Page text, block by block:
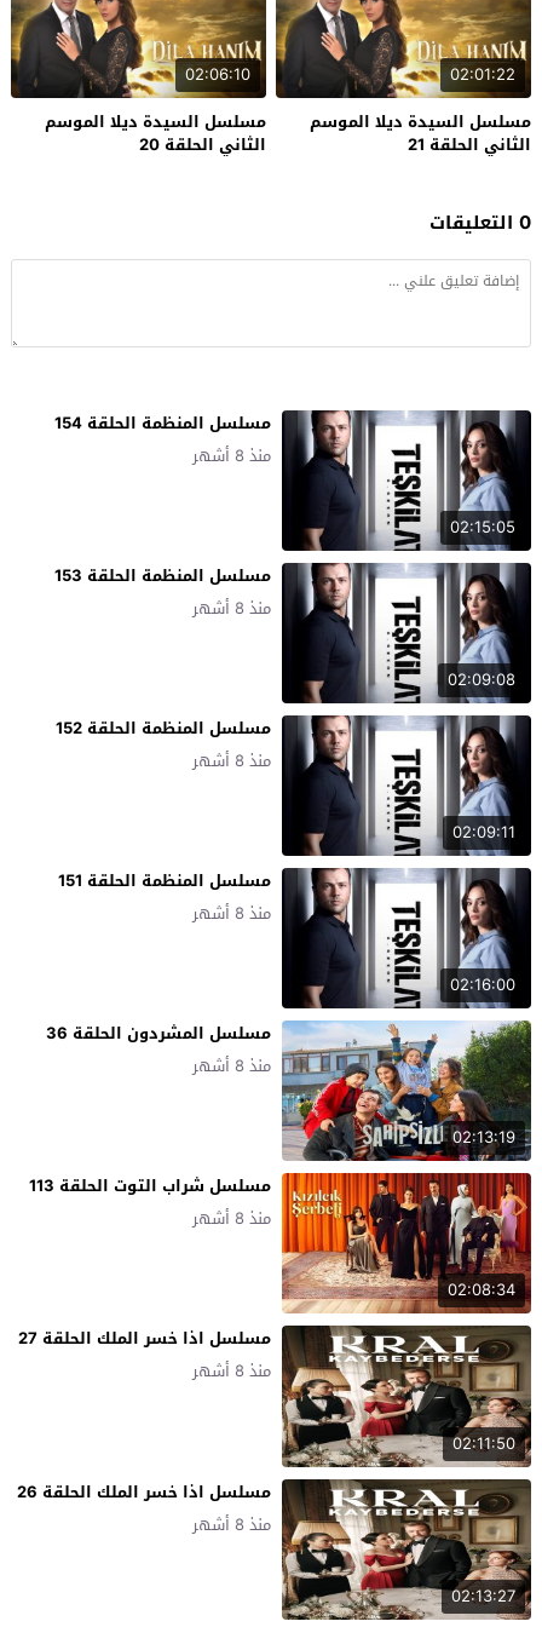
02:01:22
مسلسل السيدة ديلا الموسم
الثاني الحلقة 21
02:06:10
مسلسل السيدة ديلا الموسم
الثاني الحلقة 20
0 التعليقات
02:15:05
مسلسل المنظمة الحلقة 154
منذ 8 أشهر
02:09:08
مسلسل المنظمة الحلقة 153
منذ 8 أشهر
02:09:11
مسلسل المنظمة الحلقة 152
منذ 8 أشهر
02:16:00
مسلسل المنظمة الحلقة 151
منذ 8 أشهر
02:13:19
مسلسل المشردون الحلقة 36
منذ 8 أشهر
02:08:34
مسلسل شراب التوت الحلقة 113
منذ 8 أشهر
02:11:50
مسلسل اذا خسر الملك الحلقة 27
منذ 8 أشهر
02:13:27
مسلسل اذا خسر الملك الحلقة 26
منذ 8 أشهر